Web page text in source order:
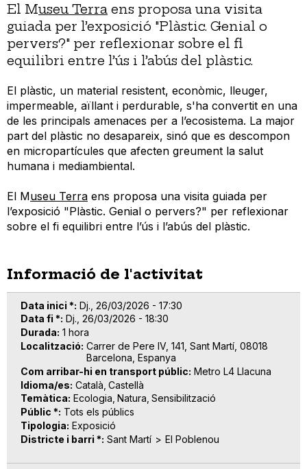
El Museu Terra ens proposa una visita
guiada per l’exposició "Plàstic. Genial o
pervers?" per reflexionar sobre el fi
equilibri entre l’ús i l’abús del plàstic.
El plàstic, un material resistent, econòmic, lleuger,
impermeable, aïllant i perdurable, s'ha convertit en una
de les principals amenaces per a l’ecosistema. La major
part del plàstic no desapareix, sinó que es descompon
en micropartícules que afecten greument la salut
humana i mediambiental.
El Museu Terra ens proposa una visita guiada per
l’exposició "Plàstic. Genial o pervers?" per reflexionar
sobre el fi equilibri entre l’ús i l’abús del plàstic.
Informació de l'activitat
Data inici * Dj., 26/03/2026 - 17:30
Data fi *
Dj., 26/03/2026 - 18:30
Durada 1 hora
Localització Carrer de Pere IV, 141, Sant Martí, 08018
Barcelona, Espanya
Com arribar-hi en transport públic Metro L4 Llacuna
Idioma/es Català Castellà
Temàtica Ecologia Natura Sensibilització
Públic * Tots els públics
Tipologia Exposició
Districte i barri * Sant Martí El Poblenou